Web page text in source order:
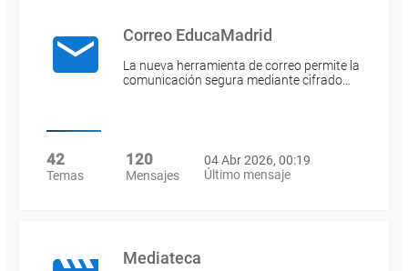
Correo EducaMadrid
La nueva herramienta de correo permite la
comunicación segura mediante cifrado…
42
Temas
120
Mensajes
04 Abr 2026, 00:19
Último mensaje
Mediateca